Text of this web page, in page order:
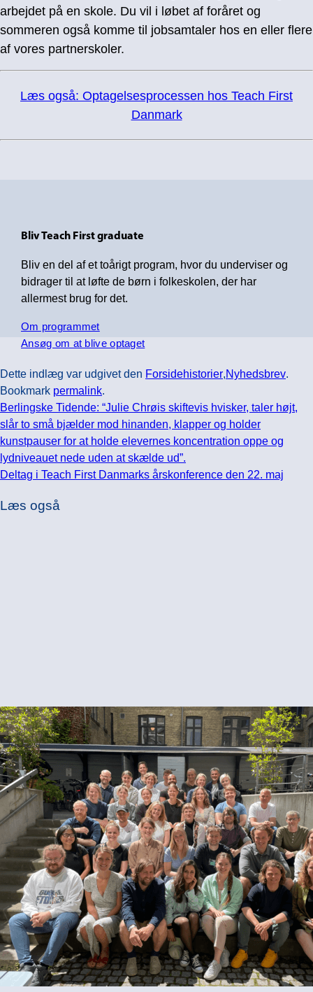
arbejdet på en skole. Du vil i løbet af foråret og
sommeren også komme til jobsamtaler hos en eller flere
af vores partnerskoler.
Læs også: Optagelsesprocessen hos Teach First
Danmark
Bliv Teach First graduate
Bliv en del af et toårigt program, hvor du underviser og
bidrager til at løfte de børn i folkeskolen, der har
allermest brug for det.
Om programmet
Ansøg om at blive optaget
Dette indlæg var udgivet den Forsidehistorier,Nyhedsbrev.
Bookmark permalink.
Berlingske Tidende: “Julie Chrøis skiftevis hvisker, taler højt,
slår to små bjælder mod hinanden, klapper og holder
kunstpauser for at holde elevernes koncentration oppe og
lydniveauet nede uden at skælde ud”.
Deltag i Teach First Danmarks årskonference den 22. maj
Læs også